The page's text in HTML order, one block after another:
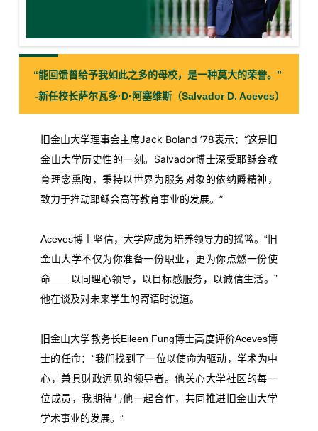
“能回馈曾给予我如此之多的母校，是一种莫大的荣誉。”
-新任校长萨尔瓦多·D·阿塞维斯（Salvador D. Aceves）
旧金山大学理事会主席Jack Boland ’78表示：“这是旧
金山大学历史性的一刻。Salvador博士深受耶稣会教
育理念熏陶，秉持以世界为服务对象的依纳爵精神，
致力于推动耶稣会高等教育事业的发展。”
Aceves博士坚信，大学应成为培养领导力的摇篮。“旧
金山大学不仅为你准备一份职业，更为你点燃一份使
命——以同理心领导，以目标感服务，以诚信生活。”
他在谈及对未来学生的寄语时说道。
旧金山大学教务长Eileen Fung博士高度评价Aceves博
士的任命：“我们找到了一位以使命为驱动，学术为中
心，兼具财政远见的领导者。他关心大学社区的每一
位成员，我期待与他一起合作，共同推进旧金山大学
学术事业的发展。”